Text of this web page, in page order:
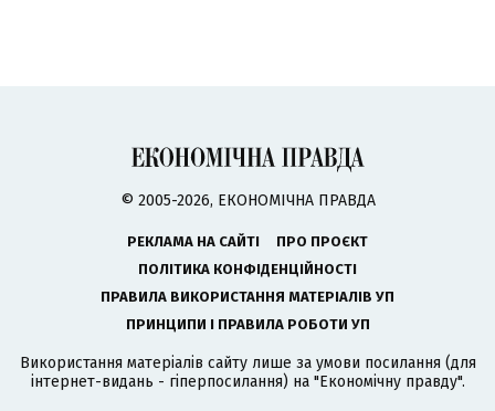
© 2005-2026, ЕКОНОМІЧНА ПРАВДА
РЕКЛАМА НА САЙТІ
ПРО ПРОЄКТ
ПОЛІТИКА КОНФІДЕНЦІЙНОСТІ
ПРАВИЛА ВИКОРИСТАННЯ МАТЕРІАЛІВ УП
ПРИНЦИПИ І ПРАВИЛА РОБОТИ УП
Використання матеріалів сайту лише за умови посилання (для
інтернет-видань - гіперпосилання) на "Економічну правду".